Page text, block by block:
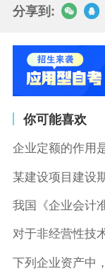
分享到:
你可能喜欢
企业定额的作用
下列企业资产